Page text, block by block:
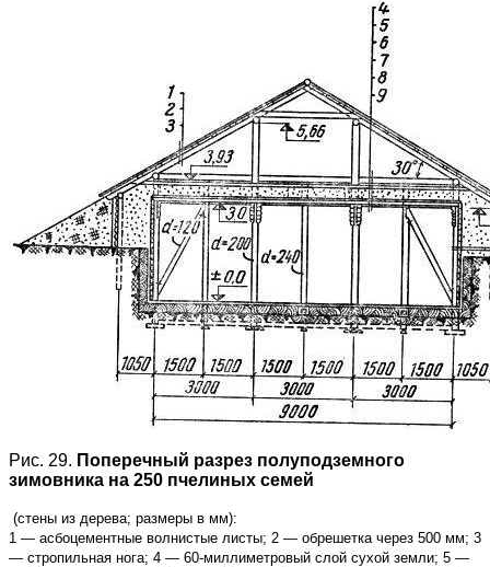
Рис. 29. Поперечный разрез полуподземного
зимовника на 250 пчелиных семей
(стены из дерева; размеры в мм):
1 — асбоцементные волнистые листы; 2 — обрешетка через 500 мм; 3
— стропильная нога; 4 — 60-миллиметровый слой сухой земли; 5 —